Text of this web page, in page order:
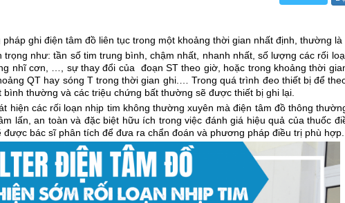
ghi điện tâm đồ liên tục trong một khoảng thời gian nhất định, thường là
trọng như: tần số tim trung bình, chậm nhất, nhanh nhất, số lượng các rối
nhĩ cơn, …, sự thay đổi của đoạn ST theo giờ, hoặc trong khoảng thời
QT hay sóng T trong thời gian ghi.… Trong quá trình đeo thiết bị để
thường và các triệu chứng bất thường sẽ được thiết bị ghi lại.
hiện các rối loạn nhịp tim không thường xuyên mà điện tâm đồ thông
lấn, an toàn và đặc biệt hữu ích trong việc đánh giá hiệu quả của thuốc
bác sĩ phân tích để đưa ra chẩn đoán và phương pháp điều trị phù hợp.